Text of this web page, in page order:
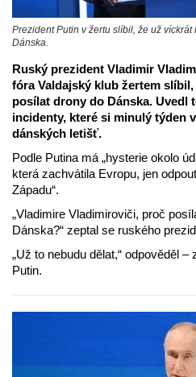
Prezident Putin v žertu slíbil, že už
Dánska.
Ruský prezident Vladimir
fóra Valdajský klub žertem
posílat drony do Dánska. Uvedl
incidenty, které si minulý týden
dánských letišť.
Podle Putina má „hysterie okolo
která zachvátila Evropu, jen
Západu“.
„Vladimire Vladimiroviči, proč
Dánska?“ zeptal se ruského
„Už to nebudu dělat,“ odpověděl
Putin.